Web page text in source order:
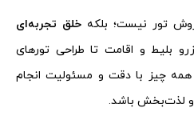
تور نیست؛ بلکه خلق تجربه‌ای
بلیط و اقامت تا طراحی تورهای
چیز با دقت و مسئولیت انجام
و لذت‌بخش باشد.